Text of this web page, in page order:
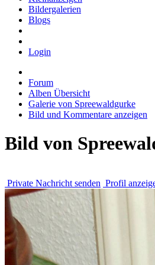
Bildergalerien
Blogs
Login
Forum
Alben Übersicht
Galerie von Spreewaldgurke
Bild und Kommentare anzeigen
Bild von
Private Nachricht senden Profil